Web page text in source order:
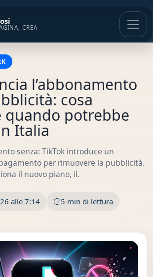
CREA
l’abbonamento
cosa
quando potrebbe
Italia
senza: TikTok introduce un
per rimuovere la pubblicità.
il nuovo piano, il.
alle 7:14 5 min di lettura